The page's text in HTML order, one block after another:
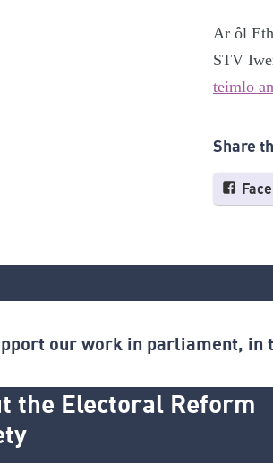
Ar ôl
STV
teimlo
Share
our work in parliament, in
the Electoral Reform